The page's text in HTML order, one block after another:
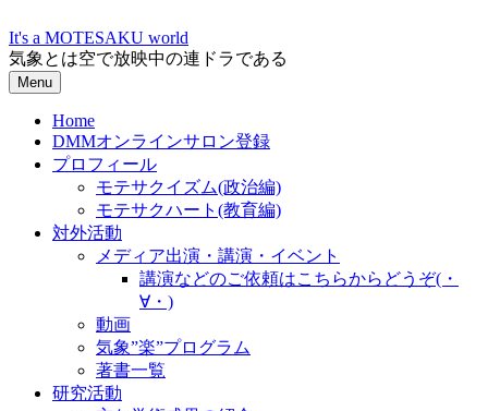
to
content
It's a MOTESAKU world
気象とは空で放映中の連ドラである
Menu
Home
DMMオンラインサロン登録
プロフィール
モテサクイズム(政治編)
モテサクハート(教育編)
対外活動
メディア出演・講演・イベント
講演などのご依頼はこちらからどうぞ(・
∀・)
動画
気象”楽”プログラム
著書一覧
研究活動